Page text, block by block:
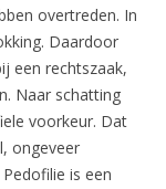
overtreden. In
Daardoor
een rechtszaak,
Naar schatting
voorkeur. Dat
ongeveer
is een